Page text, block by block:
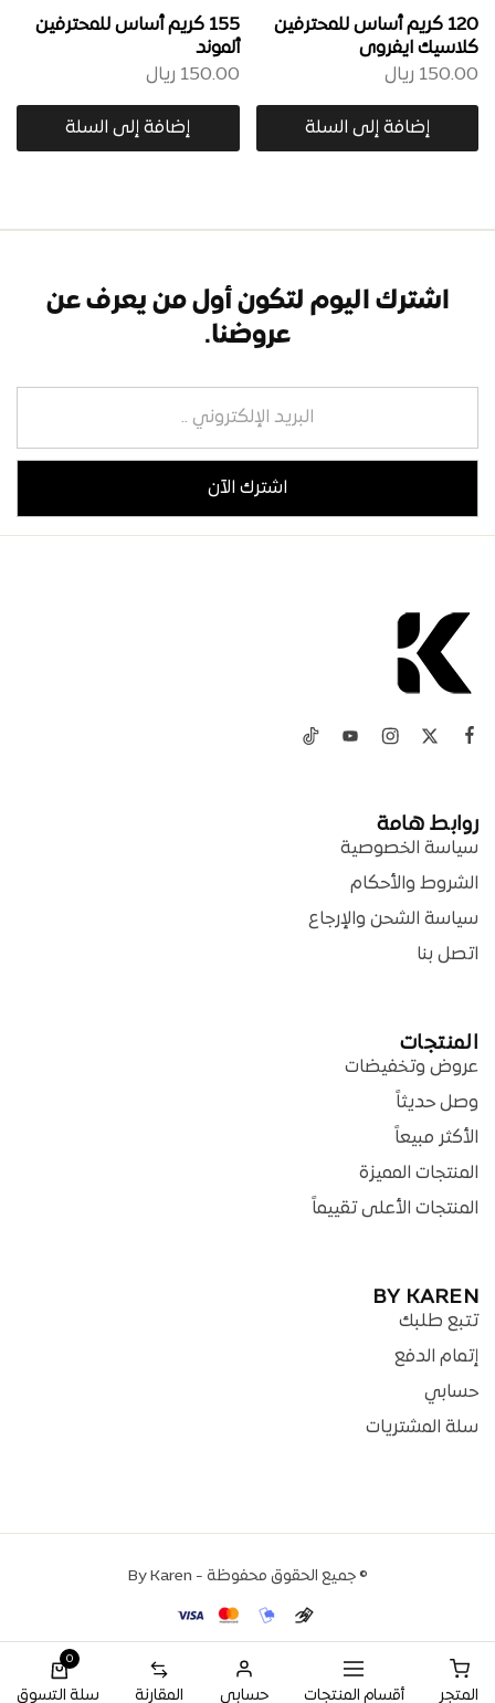
120 كريم أساس للمحترفين
كلاسيك ايفروى
150.00 ريال
إضافة إلى السلة
155 كريم أساس للمحترفين
ألموند
150.00 ريال
إضافة إلى السلة
اشترك اليوم لتكون أول من يعرف عن
عروضنا.
روابط هامة
سياسة الخصوصية
الشروط والأحكام
سياسة الشحن والإرجاع
اتصل بنا
المنتجات
عروض وتخفيضات
وصل حديثاً
الأكثر مبيعاً
المنتجات المميزة
المنتجات الأعلى تقييماً
BY KAREN
تتبع طلبك
إتمام الدفع
حسابي
سلة المشتريات
© جميع الحقوق محفوظة - By Karen
المتجر أقسام المنتجات حسابي المقارنة
0
سلة التسوق